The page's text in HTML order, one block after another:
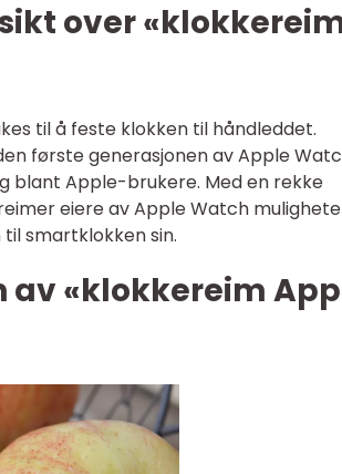
over
til å feste klokken til håndleddet.
første generasjonen av Apple
blant Apple-brukere. Med en rekke
eiere av Apple Watch
smartklokken sin.
av «klokkereim